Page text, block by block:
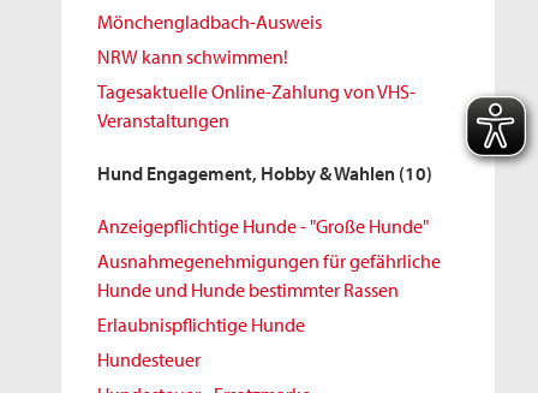
Mönchengladbach-Ausweis
NRW kann schwimmen!
Tagesaktuelle Online-Zahlung von VHS-
Veranstaltungen
Hund Engagement, Hobby & Wahlen (10)
Anzeigepflichtige Hunde - "Große Hunde"
Ausnahmegenehmigungen für gefährliche
Hunde und Hunde bestimmter Rassen
Erlaubnispflichtige Hunde
Hundesteuer